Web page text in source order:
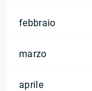
febbraio
marzo
aprile